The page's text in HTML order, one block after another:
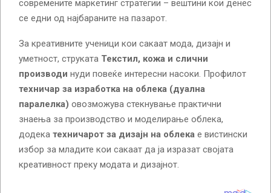
современите маркетинг стратегии – вештини кои денес
се едни од најбараните на пазарот.
За креативните ученици кои сакаат мода, дизајн и
уметност, струката Текстил, кожа и слични
производи нуди повеќе интересни насоки. Профилот
техничар за изработка на облека (дуална
паралелка) овозможува стекнување практични
знаења за производство и моделирање облека,
додека техничарот за дизајн на облека е вистински
избор за младите кои сакаат да ја изразат својата
креативност преку модата и дизајнот.